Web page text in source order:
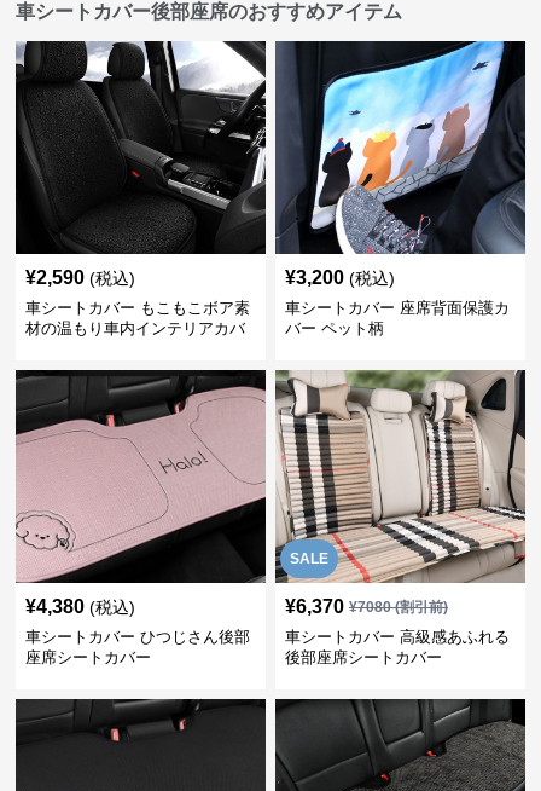
車シートカバー後部座席のおすすめアイテム
¥2,590 (税込)
車シートカバー もこもこボア素
材の温もり車内インテリアカバ
¥3,200 (税込)
車シートカバー 座席背面保護カ
バー ペット柄
¥4,380 (税込)
車シートカバー ひつじさん後部
座席シートカバー
SALE
¥6,370 ¥7080(割引前)
車シートカバー 高級感あふれる
後部座席シートカバー